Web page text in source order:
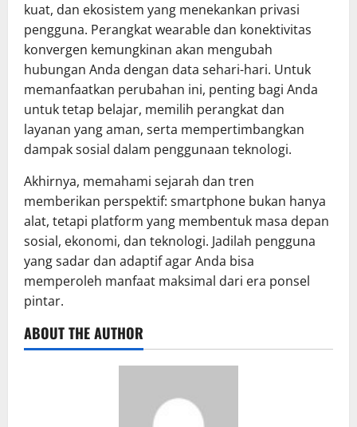
kuat, dan ekosistem yang menekankan privasi
pengguna. Perangkat wearable dan konektivitas
konvergen kemungkinan akan mengubah
hubungan Anda dengan data sehari-hari. Untuk
memanfaatkan perubahan ini, penting bagi Anda
untuk tetap belajar, memilih perangkat dan
layanan yang aman, serta mempertimbangkan
dampak sosial dalam penggunaan teknologi.
Akhirnya, memahami sejarah dan tren
memberikan perspektif: smartphone bukan hanya
alat, tetapi platform yang membentuk masa depan
sosial, ekonomi, dan teknologi. Jadilah pengguna
yang sadar dan adaptif agar Anda bisa
memperoleh manfaat maksimal dari era ponsel
pintar.
ABOUT THE AUTHOR